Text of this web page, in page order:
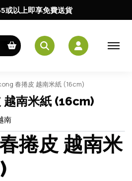
或以上即享免費送貨
春捲皮 越南米紙 (16cm)
南米紙 (16cm)
南
捲皮 越南米